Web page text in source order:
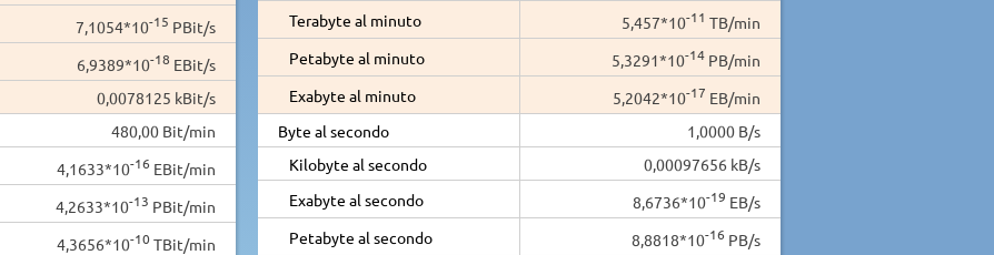
7,1054*10-15 PBit/s
6,9389*10-18 EBit/s
0,0078125 kBit/s
480,00 Bit/min
4,1633*10-16 EBit/min
4,2633*10-13 PBit/min
4,3656*10-10 TBit/min
Terabyte al minuto
5,457*10-11 TB/min
Petabyte al minuto
5,3291*10-14PB/min
Exabyte al minuto
5,2042*10-17 EB/min
Byte al secondo
1,0000 B/s
Kilobyte al secondo
0,00097656 kB/s
Exabyte al secondo
8,6736*10-19 EB/s
Petabyte al secondo
8,8818*10-16 PB/s